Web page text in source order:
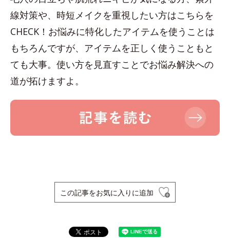
線対策や、時短メイクを重視したい方はこちらを
CHECK！お悩みに特化したアイテムを使うことは
もちろんですが、アイテムを正しく使うこともと
ても大事。使い方を見直すことでお悩み解決への
道が拓けますよ。
この記事をお気に入りに追加